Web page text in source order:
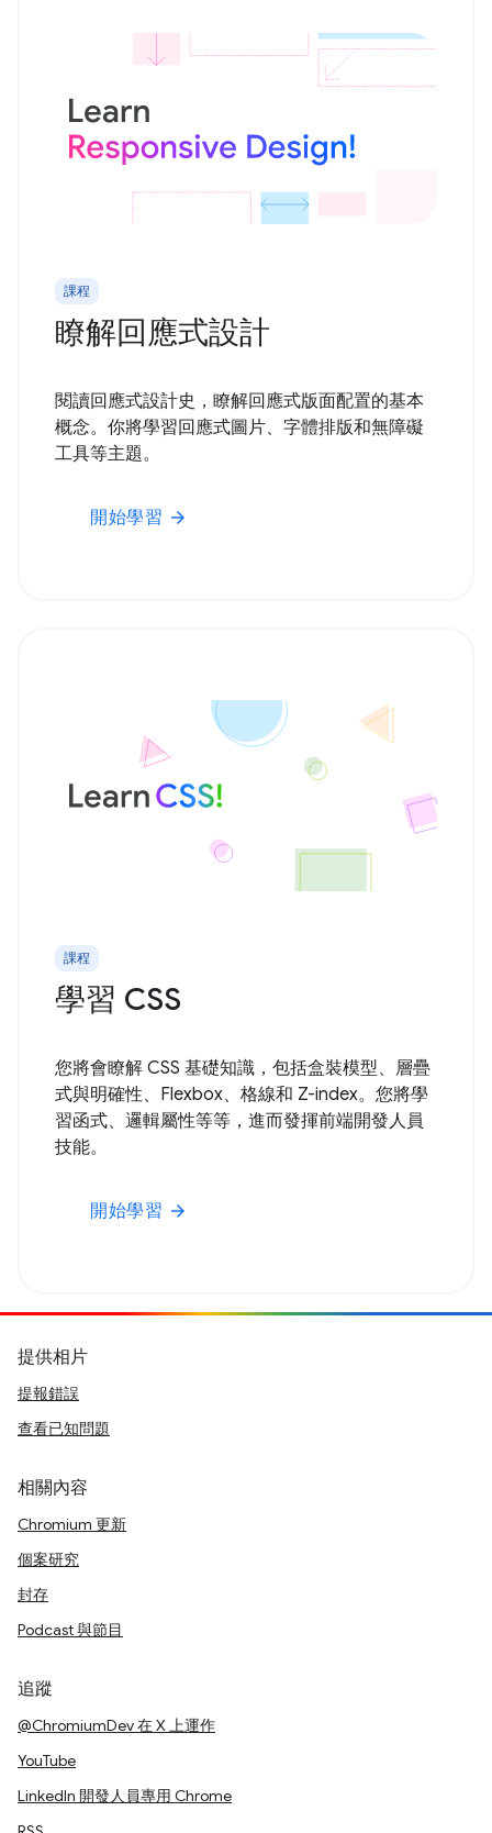
課程
瞭解回應式設計
閱讀回應式設計史，瞭解回應式版面配置的基本
概念。你將學習回應式圖片、字體排版和無障礙
工具等主題。
開始學習 arrow_forward
課程
學習 CSS
您將會瞭解 CSS 基礎知識，包括盒裝模型、層疊
式與明確性、Flexbox、格線和 Z-index。您將學
習函式、邏輯屬性等等，進而發揮前端開發人員
技能。
開始學習 arrow_forward
提供相片
提報錯誤
查看已知問題
相關內容
Chromium 更新
個案研究
封存
Podcast 與節目
追蹤
@ChromiumDev 在 X 上運作
YouTube
LinkedIn 開發人員專用 Chrome